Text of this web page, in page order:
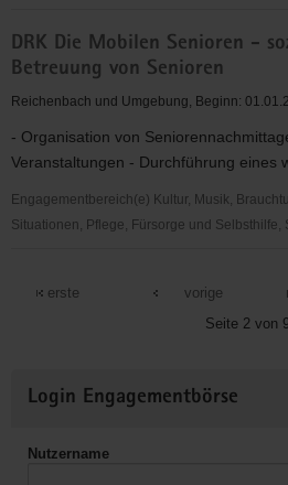
Angehörigen-
Selbsthilfe
in
Suchtkrankenhilfe
DRK Die Mobilen Senioren -
Betreuung von Senioren
Reichenbach und Umgebung, Beginn:
- Organisation von
Veranstaltungen - Durchführung eines
Engagementbereich(e) Kultur, Musik,
Situationen, Pflege, Fürsorge und Selbsthilfe,
soziokulturelle
Betreuung
Senioren
erste
vorige
Seite 2 von
Informationen
Login Engagementbörse
Nutzername